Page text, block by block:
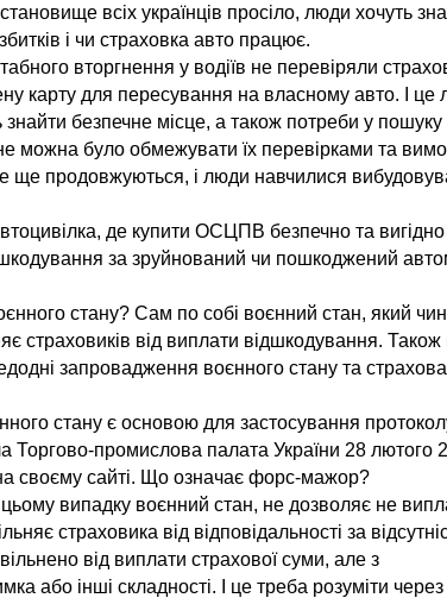
всіх українців просіло, люди хочуть
і чи страховка авто працює.
вторгнення у водіїв не перевіряли
карту для пересування на власному авто. І це
безпечне місце, а також потреби у пошуку
можна було обмежувати їх перевірками та
ще продовжуються, і люди навчилися
де купити ОСЦПВ безпечно та вигідно
за зруйнований чи пошкоджений
стану? Сам по собі воєнний стан, який
страховиків від виплати відшкодування. Також
запровадження воєнного стану та страхова
стану є основою для застосування
Торгово-промислова палата України 28 лютого
своєму сайті. Що означає форс-мажор?
випадку воєнний стан, не дозволяє не
страховика від відповідальності за
від виплати страхової суми, але з
або інші складності. І це треба розуміти через